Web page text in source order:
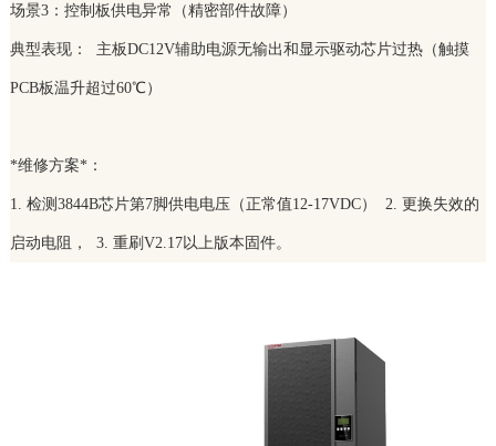
场景3：控制板供电异常（精密部件故障）
典型表现： 主板DC12V辅助电源无输出和显示驱动芯片过热（触摸
PCB板温升超过60℃）
*维修方案*：
1. 检测3844B芯片第7脚供电电压（正常值12-17VDC） 2. 更换失效的
启动电阻， 3. 重刷V2.17以上版本固件。